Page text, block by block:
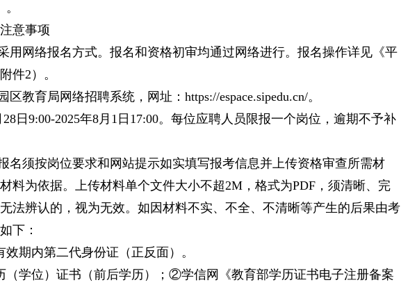
意事项
用网络报名方式。报名和资格初审均通过网络进行。报名操作详见《平
件2）。
教育局网络招聘系统，网址：https://espace.sipedu.cn/。
日9:00-2025年8月1日17:00。每位应聘人员限报一个岗位，逾期不予补
名须按岗位要求和网站提示如实填写报考信息并上传资格审查所需材
料为依据。上传材料单个文件大小不超2M，格式为PDF，须清晰、完
法辨认的，视为无效。如因材料不实、不全、不清晰等产生的后果由考
下：
效期内第二代身份证（正反面）。
（学位）证书（前后学历）；②学信网《教育部学历证书电子注册备案